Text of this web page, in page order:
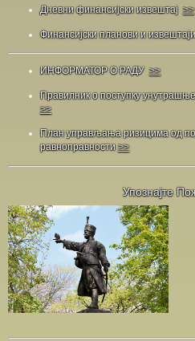
Дневни финансијски извештај>>
Финансијски планови и
ИНФОРМАТОР О РАДУ>>
Правилник о поступку
>>
План управљања ризицима од
равноправности>>
Упознајте